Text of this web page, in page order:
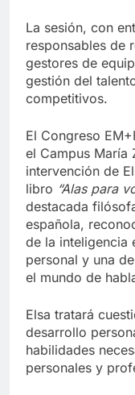
La sesión, con
responsables de
gestores de
gestión del
competitivos.
El Congreso
el Campus María
intervención de
libro “Alas para
destacada
española,
de la inteligencia
personal y una
el mundo de
Elsa tratará
desarrollo
habilidades
personales y